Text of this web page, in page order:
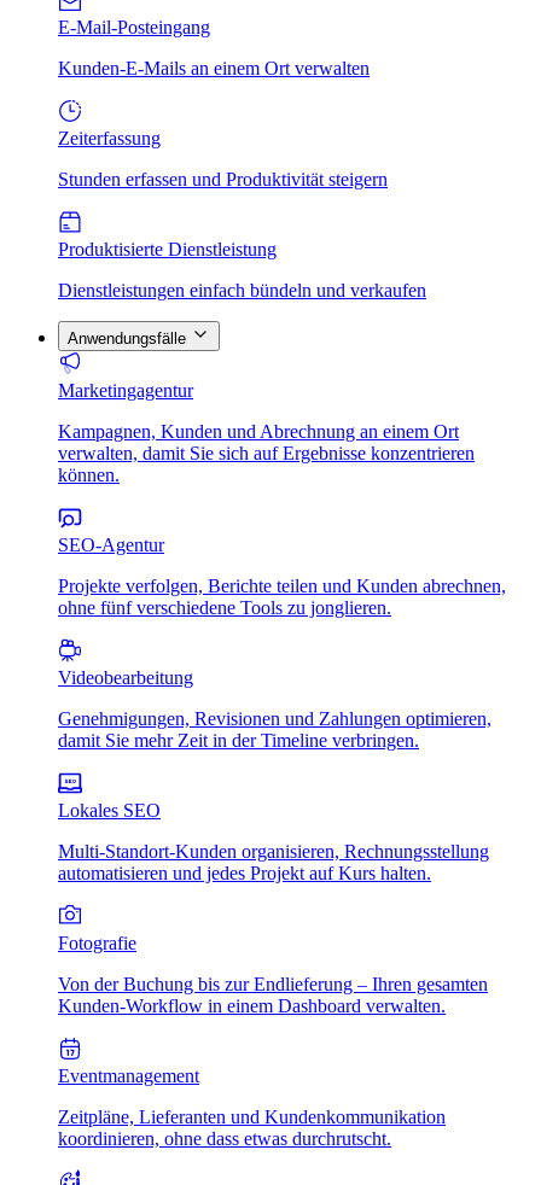
E-Mail-Posteingang
Kunden-E-Mails an einem Ort verwalten
Zeiterfassung
Stunden erfassen und Produktivität steigern
Produktisierte Dienstleistung
Dienstleistungen einfach bündeln und verkaufen
Anwendungsfälle
Marketingagentur
Kampagnen, Kunden und Abrechnung an einem Ort
verwalten, damit Sie sich auf Ergebnisse konzentrieren
können.
SEO-Agentur
Projekte verfolgen, Berichte teilen und Kunden abrechnen,
ohne fünf verschiedene Tools zu jonglieren.
Videobearbeitung
Genehmigungen, Revisionen und Zahlungen optimieren,
damit Sie mehr Zeit in der Timeline verbringen.
Lokales SEO
Multi-Standort-Kunden organisieren, Rechnungsstellung
automatisieren und jedes Projekt auf Kurs halten.
Fotografie
Von der Buchung bis zur Endlieferung – Ihren gesamten
Kunden-Workflow in einem Dashboard verwalten.
Eventmanagement
Zeitpläne, Lieferanten und Kundenkommunikation
koordinieren, ohne dass etwas durchrutscht.